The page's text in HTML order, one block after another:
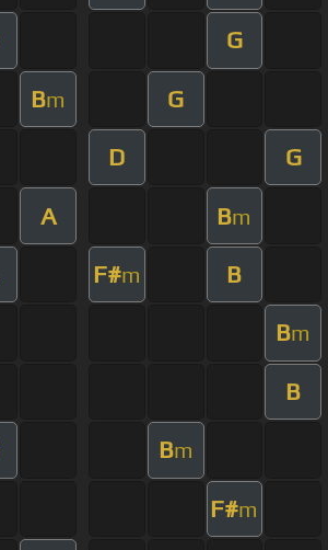
G
Bm G
D G
A Bm
F#m B
Bm
B
Bm
F#m